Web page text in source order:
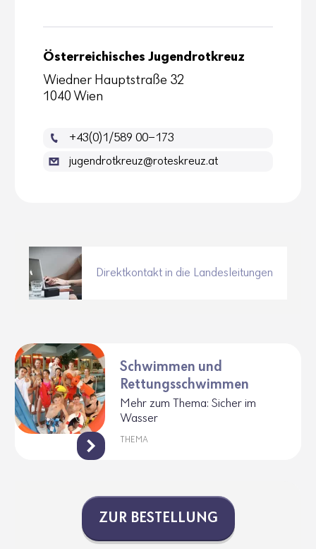
Österreichisches Jugendrotkreuz
Wiedner Hauptstraße 32
1040 Wien
+43(0)1/589 00-173
jugendrotkreuz@roteskreuz.at
Direktkontakt in die Landesleitungen
Schwimmen und
Rettungsschwimmen
Mehr zum Thema: Sicher im
Wasser
THEMA
ZUR BESTEL­LUNG